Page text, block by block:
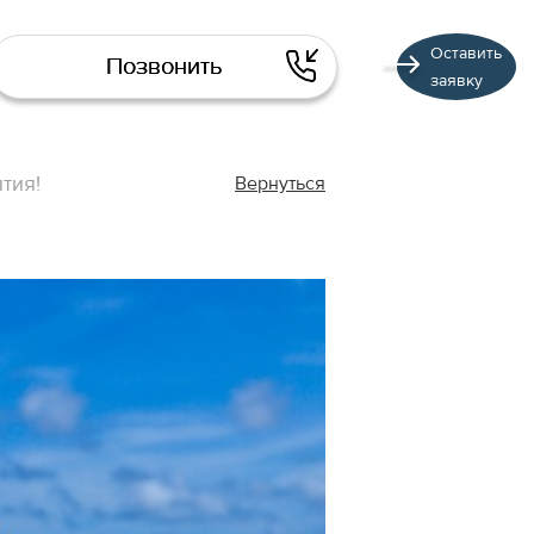
Позвонить
Оставить
заявку
Вернуться